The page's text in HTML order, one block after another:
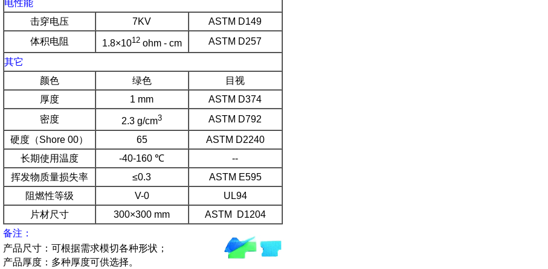
电性能
击穿电压
7KV
ASTM D149
体积电阻
1.8×1012 ohm - cm
ASTM D257
其它
颜色
绿色
目视
厚度
1 mm
ASTM D374
密度
2.3 g/cm3
ASTM D792
硬度（Shore 00）
65
ASTM D2240
长期使用温度
-40-160 ℃
--
挥发物质量损失率
≤0.3
ASTM E595
阻燃性等级
V-0
UL94
片材尺寸
300×300 mm
ASTM D1204
备注：
产品尺寸：可根据需求模切各种形状；
产品厚度：多种厚度可供选择。